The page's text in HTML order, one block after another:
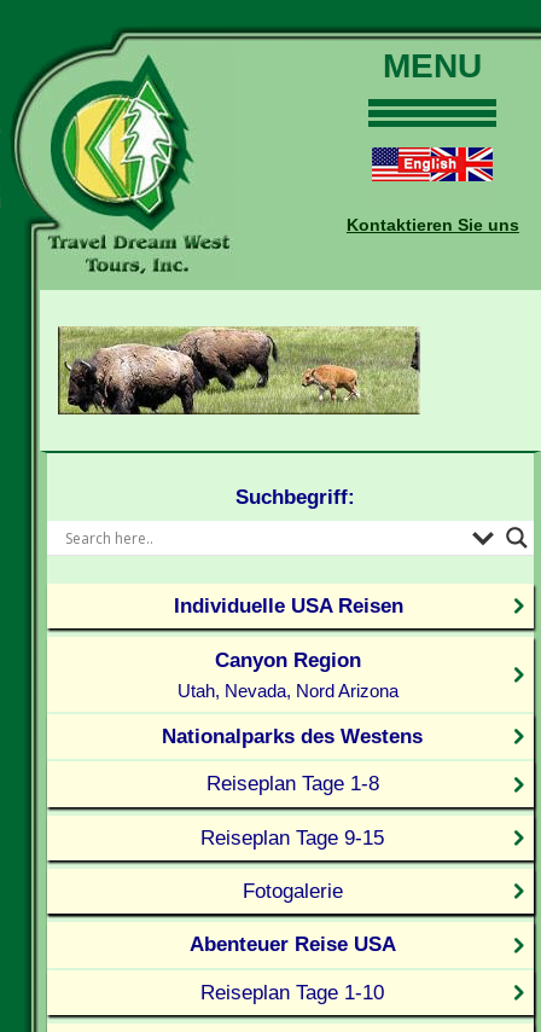
MENU
Touren
Daten und Preise
Buchungen
Auskünfte
Kontakt
Reise-Blog
Kontaktieren Sie uns
Suchbegriff:
Individuelle USA Reisen
Canyon Region
Utah, Nevada, Nord Arizona
Nationalparks des Westens
Reiseplan Tage 1-8
Reiseplan Tage 9-15
Fotogalerie
Abenteuer Reise USA
Reiseplan Tage 1-10